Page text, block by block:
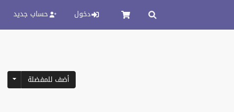
دخول حساب جديد
أضف للمفضلة